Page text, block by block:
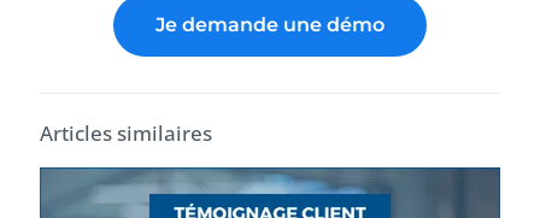
Je demande une démo
Articles similaires